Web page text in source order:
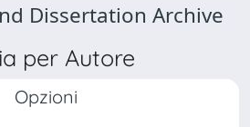
Dissertation Archive
per Autore
Opzioni